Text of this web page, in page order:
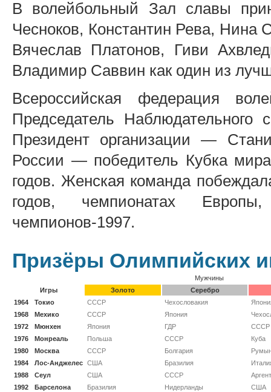
В волейбольный Зал славы
Чесноков, Константин Рева, Нина
Вячеслав Платонов, Гиви
Владимир Саввин как один из
Всероссийская федерация
Председатель
Президент организации —
России — победитель Кубка
годов. Женская команда
годов, чемпионатах
чемпионов-1997.
Призёры Олимпийских
Мужчины
Игры
Золото
Серебро
1964
Токио СССР Чехословакия
1968
Мехико СССР Япония
1972
Мюнхен Япония ГДР
СССР
1976
Монреаль Польша СССР
Куба
1980
Москва СССР Болгария
1984
Лос-Анджелес США Бразилия
1988
Сеул США СССР
1992
Барселона Бразилия Нидерланды
США